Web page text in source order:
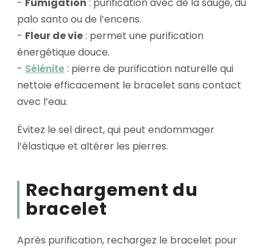
palo santo ou de l’encens.
- Fleur de vie: permet une purification
énergétique douce.
- Sélénite: pierre de purification naturelle qui
nettoie efficacement le bracelet sans contact
avec l’eau.
Évitez le sel direct, qui peut endommager
l’élastique et altérer les pierres.
Rechargement du
bracelet
Après purification, rechargez le bracelet pour